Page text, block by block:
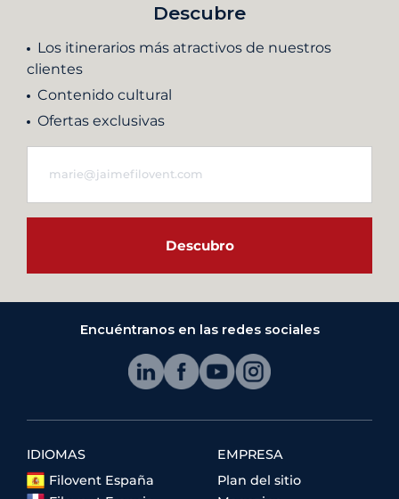
Descubre
Los itinerarios más atractivos de nuestros
clientes
Contenido cultural
Ofertas exclusivas
Descubro
Encuéntranos en las redes sociales
IDIOMAS
Filovent España
EMPRESA
Plan del sitio